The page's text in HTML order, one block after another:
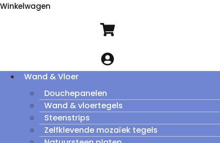
Winkelwagen
Wand & Vloer
Douchepanelen
Wand & vloertegels
Steenstrips
Zelfklevende mozaïek tegels